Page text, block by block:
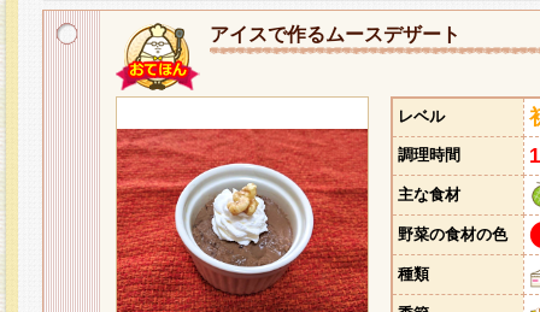
アイスで作るムースデザート
レベル
調理時間
主な食材
野菜の食材の色
種類